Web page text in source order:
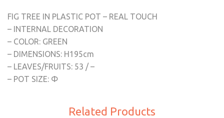
FIG TREE IN PLASTIC POT – REAL TOUCH
– INTERNAL DECORATION
– COLOR: GREEN
– DIMENSIONS: H195cm
– LEAVES/FRUITS: 53 / –
– POT SIZE: Φ
Related Products